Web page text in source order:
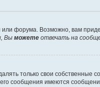
форума. Возможно, вам
Вы можете отвечать на
только свои собственные
сообщения имеются